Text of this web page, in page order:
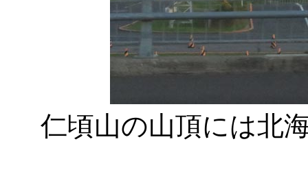
仁頃山の山頂には北